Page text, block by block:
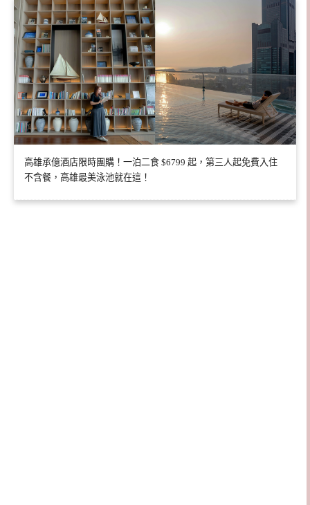
高雄承億酒店限時團購！一泊二食 $6799 起，第三人起免費入住
不含餐，高雄最美泳池就在這！